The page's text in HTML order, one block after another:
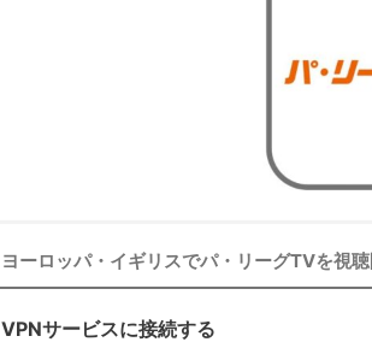
ヨーロッパ・イギリスでパ・リーグTVを視
VPNサービスに接続する